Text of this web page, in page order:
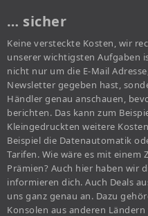
… sicher
Keine versteckte Kosten, wir
unserer wichtigsten Aufgaben
nicht nur um die E-Mail
Newsletter gegeben hast,
Händler genau anschauen,
berichten. Das kann zum
Kleingedruckten weitere
Beispiel die Datenautomatik
Tarifen. Wie wäre es mit
Prämien? Auch hier haben wir
informieren dich. Auch Deals
uns ganz genau an. Dazu
Konsolen aus anderen